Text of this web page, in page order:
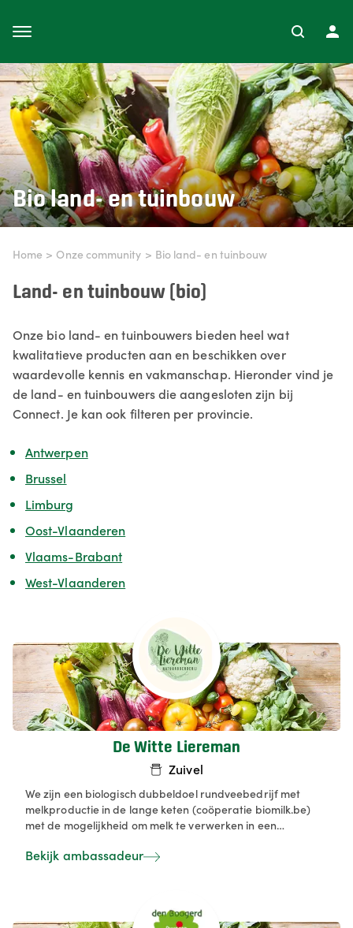
Bio land- en tuinbouw
Home > Onze community > Bio land- en tuinbouw
Land- en tuinbouw (bio)
Onze bio land- en tuinbouwers bieden heel wat
kwalitatieve producten aan en beschikken over
waardevolle kennis en vakmanschap. Hieronder vind je
de land- en tuinbouwers die aangesloten zijn bij
Connect. Je kan ook filteren per provincie.
Antwerpen
Brussel
Limburg
Oost-Vlaanderen
Vlaams-Brabant
West-Vlaanderen
De Witte Liereman
Zuivel
We zijn een biologisch dubbeldoel rundveebedrijf met
melkproductie in de lange keten (coöperatie biomilk.be)
met de mogelijkheid om melk te verwerken in een
Voor korte keten werken we met vleespakketten (zie
verbinding met de omgeving, samenwerking.
Bekijk ambassadeur